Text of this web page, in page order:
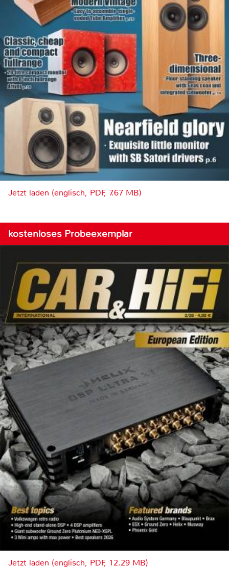
Jetzt laden (englisch, PDF, 7.67 MB)
kostenloses Probeexemplar
Jetzt laden (englisch, PDF, 12.29 MB)